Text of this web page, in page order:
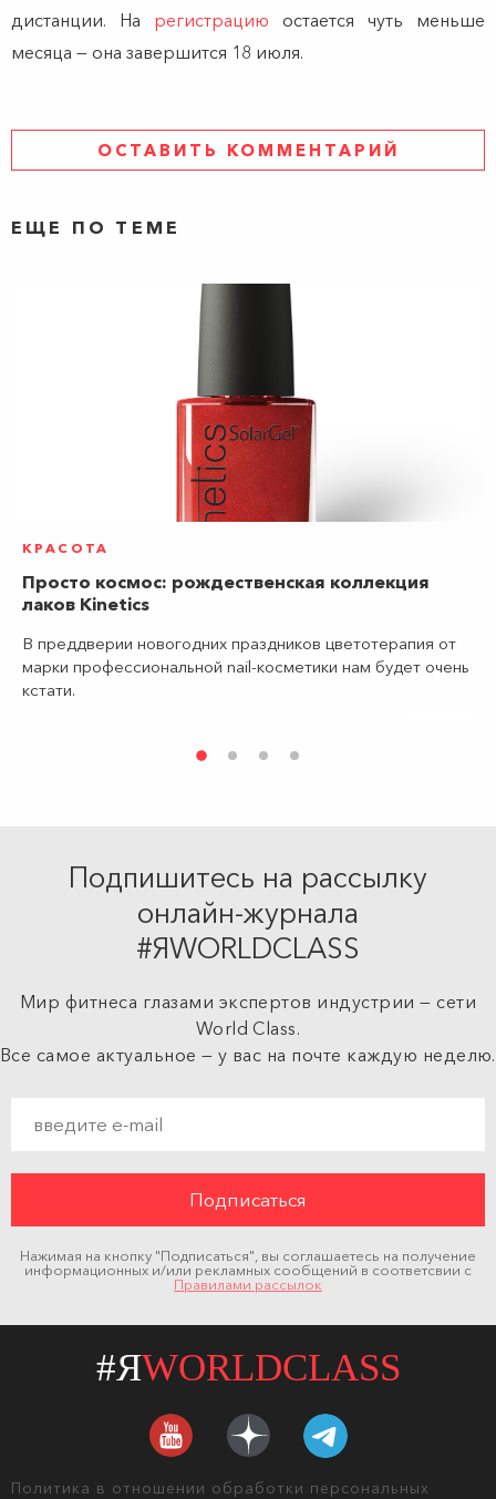
дистанции. На регистрацию остается чуть меньше
месяца — она завершится 18 июля.
ОСТАВИТЬ КОММЕНТАРИЙ
ЕЩЕ ПО ТЕМЕ
КРАСОТА
Просто космос: рождественская коллекция
лаков Kinetics
В преддверии новогодних праздников цветотерапия от
марки профессиональной nail-косметики нам будет очень
кстати.
Подпишитесь на рассылку
онлайн-журнала
#ЯWORLDCLASS
Мир фитнеса глазами экспертов индустрии — сети
World Class.
Все самое актуальное — у вас на почте каждую неделю.
Нажимая на кнопку "Подписаться", вы соглашаетесь на получение
информационных и/или рекламных сообщений в соответсвии с
Правилами рассылок
#ЯWORLDCLASS
Политика в отношении обработки персональных